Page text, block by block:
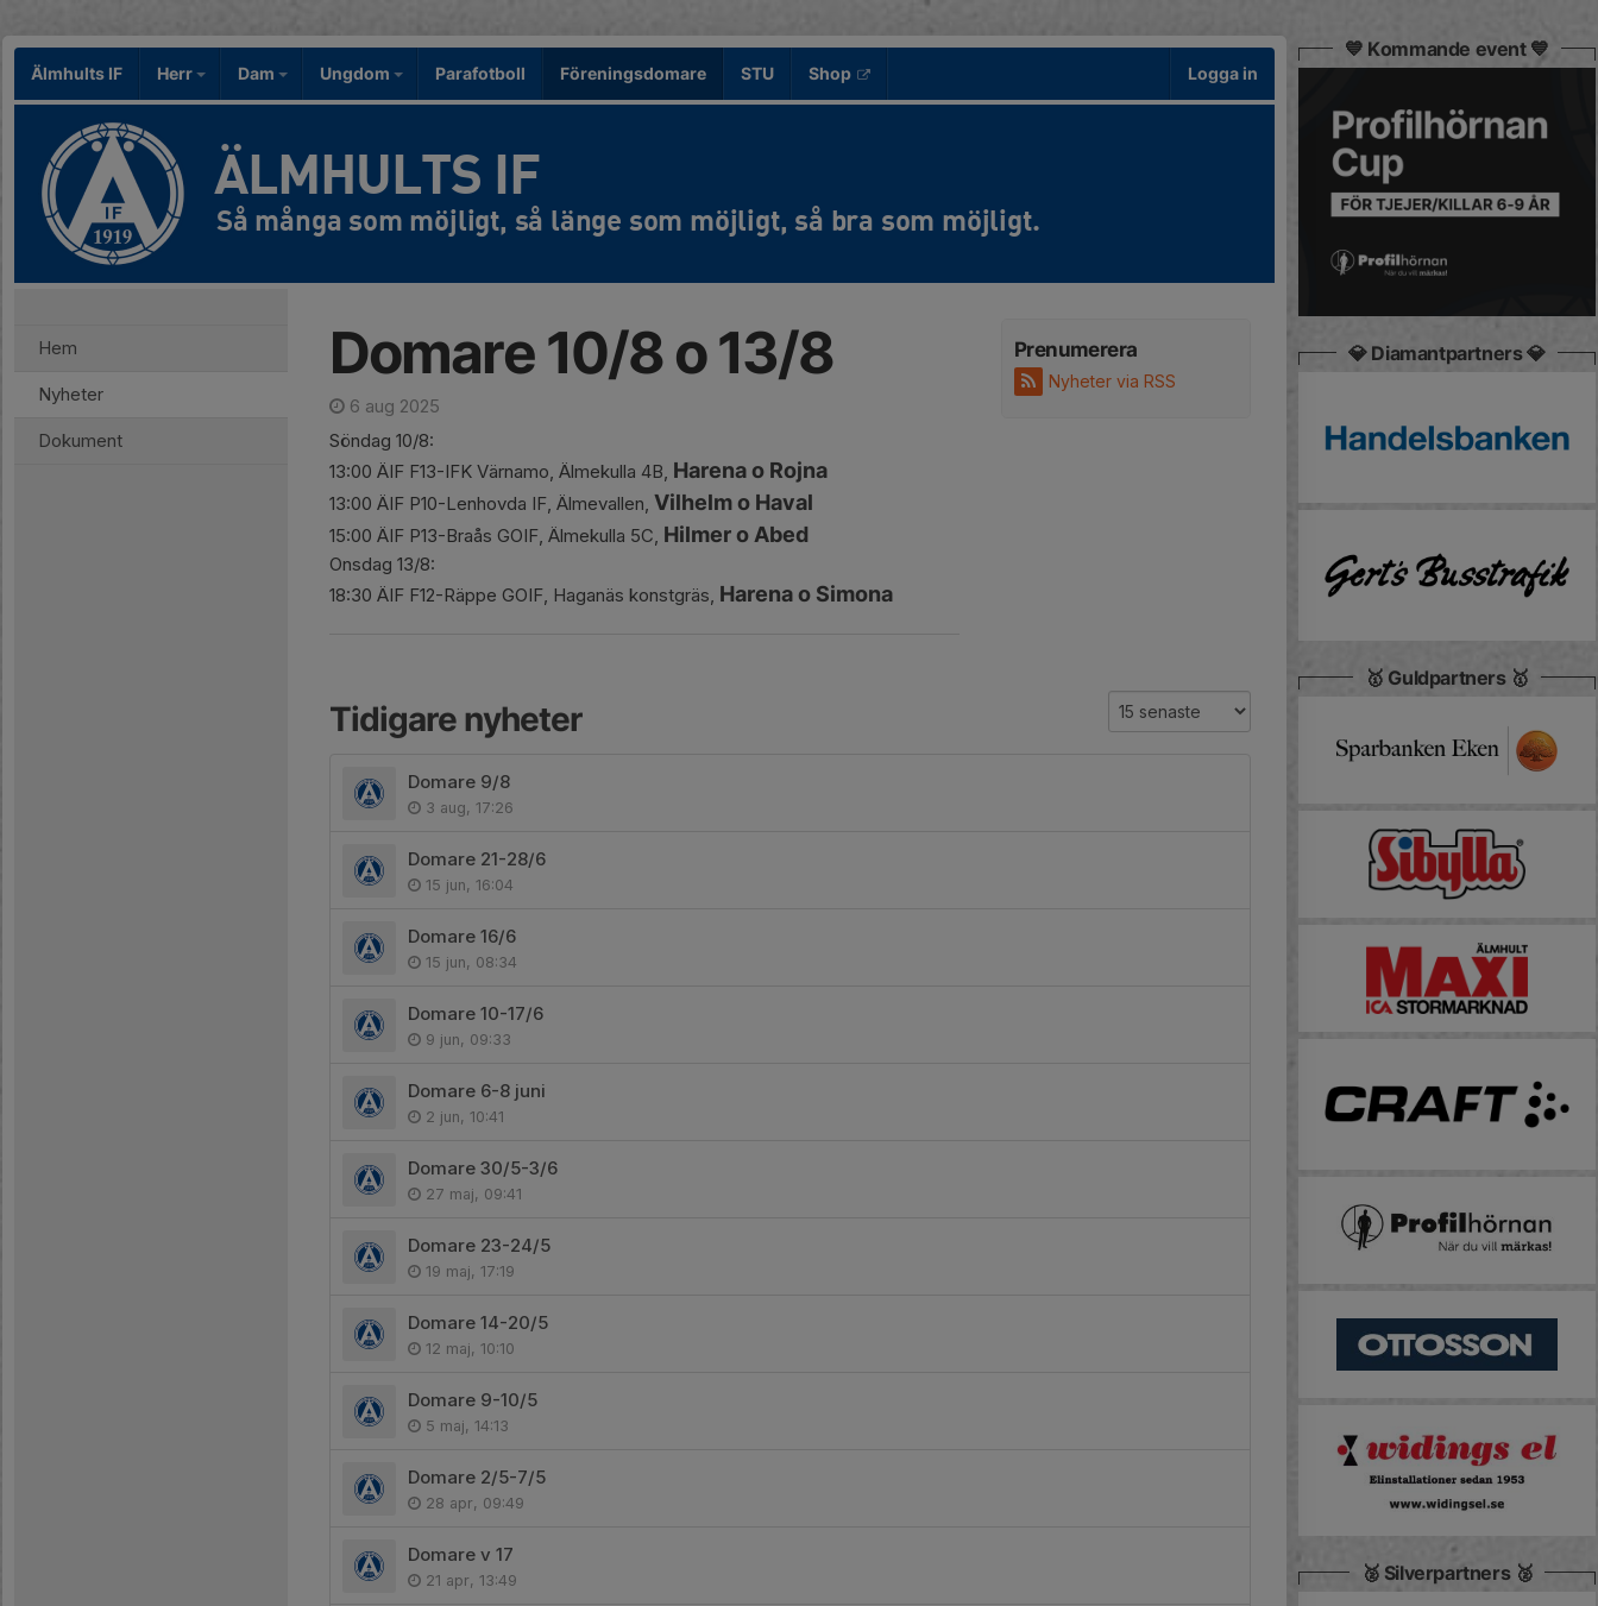
Älmhults IF Herr Dam Ungdom Parafotboll Föreningsdomare STU Shop Logga in
ÄLMHULTS IF
Hem
Nyheter
Dokument
Prenumerera
Nyheter via RSS
Domare 10/8 o 13/8
6 aug 2025
Söndag 10/8:
13:00 ÄIF F13-IFK Värnamo, Älmekulla 4B, Harena o Rojna
13:00 ÄIF P10-Lenhovda IF, Älmevallen, Vilhelm o Haval
15:00 ÄIF P13-Braås GOIF, Älmekulla 5C, Hilmer o Abed
Onsdag 13/8:
18:30 ÄIF F12-Räppe GOIF, Haganäs konstgräs, Harena o Simona
Tidigare nyheter
Domare 9/8
3 aug, 17:26
Domare 21-28/6
15 jun, 16:04
Domare 16/6
15 jun, 08:34
Domare 10-17/6
9 jun, 09:33
Domare 6-8 juni
2 jun, 10:41
Domare 30/5-3/6
27 maj, 09:41
Domare 23-24/5
19 maj, 17:19
Domare 14-20/5
12 maj, 10:10
Domare 9-10/5
5 maj, 14:13
Domare 2/5-7/5
28 apr, 09:49
Domare v 17
21 apr, 13:49
💙 Kommande event 💙
💎 Diamantpartners 💎
🥇 Guldpartners 🥇
🥈 Silverpartners 🥈